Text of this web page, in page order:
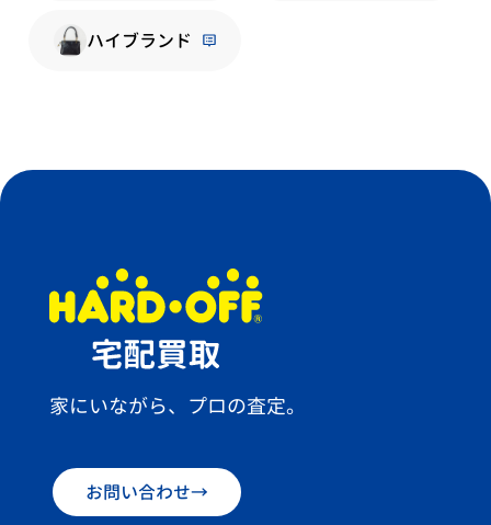
ハイブランド
家にいながら、プロの査定。
お問い合わせ→